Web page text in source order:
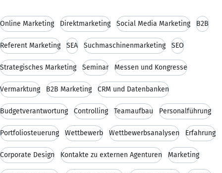
Online Marketing Direktmarketing Social Media Marketing B2B
Referent Marketing SEA Suchmaschinenmarketing SEO
Strategisches Marketing Seminar Messen und Kongresse
Vermarktung B2B Marketing CRM und Datenbanken
Budgetverantwortung Controlling Teamaufbau Personalführung
Portfoliosteuerung Wettbewerb Wettbewerbsanalysen Erfahrung
Corporate Design Kontakte zu externen Agenturen Marketing